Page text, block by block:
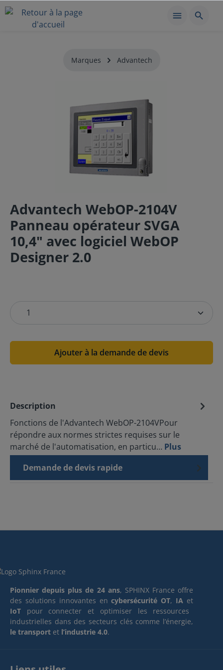
Marques Advantech
Advantech WebOP-2104V
Panneau opérateur SVGA
10,4" avec logiciel WebOP
Designer 2.0
Ajouter à la demande de devis
Description
Fonctions de l'Advantech WebOP-2104VPour
répondre aux normes strictes requises sur le
marché de l'automatisation, en particu… Plus
Demande de devis rapide
Pionnier depuis plus de 24 ans, SPHINX France offre
des solutions innovantes encybersécurité OT, IA et
IoT pour connecter et optimiser les ressources
industrielles dans des secteurs clés comme l’énergie,
le transport et l’industrie 4.0.